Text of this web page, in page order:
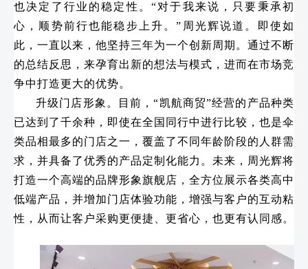
也决定了行业的稳定性。“对于我来说，只要秉承初
心，顺势前行也能稳步上升。”周光辉说道。即使如
此，一直以来，他坚持三年为一个创新周期。通过不断
的总结反思，来孕育出新的想法与模式，进而在市场竞
争中打造更大的优势。
升级门店形象。目前，“凯航商贸”经营的产品种类
已达到了千余种，即使在全国同行中进行比较，也是伞
类品相最多的门店之一，覆盖了不同年龄阶段的人群需
求，并具备了优秀的产品定制化能力。未来，周光辉将
打造一个高端的品牌形象旗舰店，全方位展示各类高中
低端产品，并增加门店体验功能，增强与客户的互动粘
性，从而让客户采购更便捷、更省心，也更有认同感。